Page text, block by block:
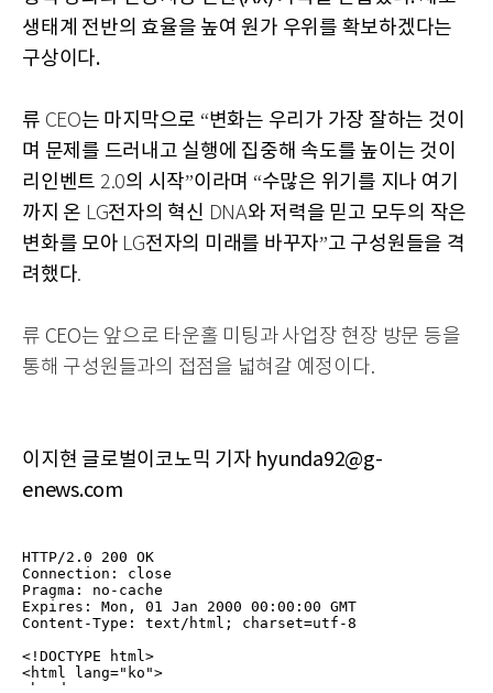
생태계 전반의 효율을 높여 원가 우위를 확보하겠다는
구상이다.
류 CEO는 마지막으로 “변화는 우리가 가장 잘하는 것이
며 문제를 드러내고 실행에 집중해 속도를 높이는 것이
리인벤트 2.0의 시작”이라며 “수많은 위기를 지나 여기
까지 온 LG전자의 혁신 DNA와 저력을 믿고 모두의 작은
변화를 모아 LG전자의 미래를 바꾸자”고 구성원들을 격
려했다.
류 CEO는 앞으로 타운홀 미팅과 사업장 현장 방문 등을
통해 구성원들과의 접점을 넓혀갈 예정이다.
이지현 글로벌이코노믹 기자 hyunda92@g-
enews.com